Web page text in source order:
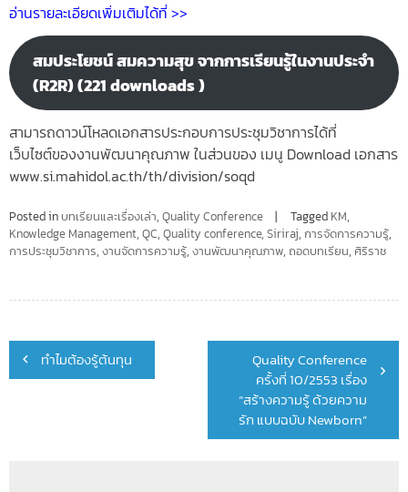
อ่านรายละเอียดเพิ่มเติมได้ที่ >>
สมประโยชน์ สมความสุข จากการเรียนรู้ในงานประจำ
(R2R) (221 downloads )
สามารถดาวน์โหลดเอกสารประกอบการประชุมวิชาการได้ที่
เว็บไซต์ของงานพัฒนาคุณภาพ ในส่วนของ เมนู Download เอกสาร
www.si.mahidol.ac.th/th/division/soqd
Posted in บทเรียนและเรื่องเล่า, Quality Conference Tagged KM,
Knowledge Management, QC, Quality conference, Siriraj, การจัดการความรู้,
การประชุมวิชาการ, งานจัดการความรู้, งานพัฒนาคุณภาพ, ถอดบทเรียน, ศิริราช
Post
navigation
ทำไมต้องรู้ต้นทุน
Quality Conference
ครั้งที่ 10/2553 เรื่อง
“สร้างความรู้ ด้วยความ
รัก แบบฉบับ Newborn”